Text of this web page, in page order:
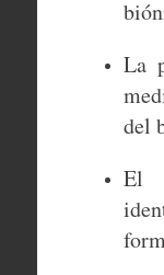
La
del
El